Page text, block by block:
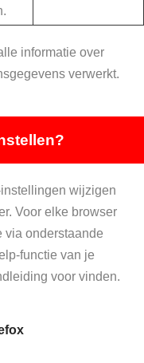
informatie over
verwerkt.
wijzigen
Voor elke browser
via onderstaande
functie van je
voor vinden.